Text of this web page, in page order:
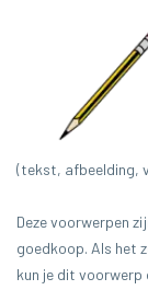
(tekst, afbeelding,
Deze voorwerpen
goedkoop. Als het
kun je dit